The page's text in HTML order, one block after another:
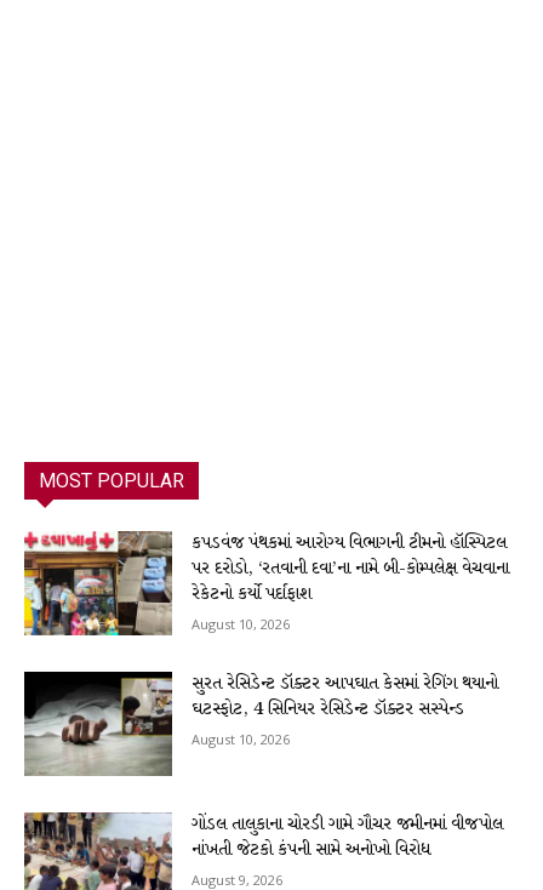
MOST POPULAR
કપડવંજ પંથકમાં આરોગ્ય વિભાગની ટીમનો હૉસ્પિટલ
પર દરોડો, ‘રતવાની દવા’ના નામે બી-કોમ્પલેક્ષ વેચવાના
રેકેટનો કર્યો પર્દાફાશ
August 10, 2026
સુરત રેસિડેન્ટ ડૉક્ટર આપઘાત કેસમાં રેગિંગ થયાનો
ઘટસ્ફોટ, 4 સિનિયર રેસિડેન્ટ ડૉક્ટર સસ્પેન્ડ
August 10, 2026
ગોંડલ તાલુકાના ચોરડી ગામે ગૌચર જમીનમાં વીજપોલ
નાંખતી જેટકો કંપની સામે અનોખો વિરોધ
August 9, 2026